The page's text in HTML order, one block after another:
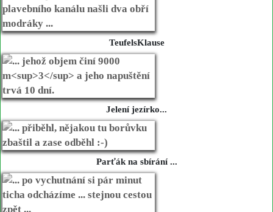
TeufelsKlause
Jelení jezírko...
Parťák na sbírání ...